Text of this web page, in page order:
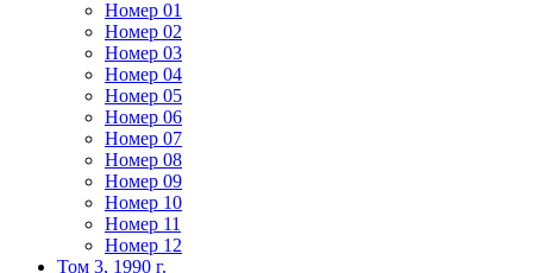
Номер 01
Номер 02
Номер 03
Номер 04
Номер 05
Номер 06
Номер 07
Номер 08
Номер 09
Номер 10
Номер 11
Номер 12
Том 3, 1990 г.